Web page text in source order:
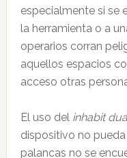
especialmente si se
la herramienta o a
operarios corran
aquellos espacios
acceso otras
El uso del inhabit
dispositivo no
palancas no se